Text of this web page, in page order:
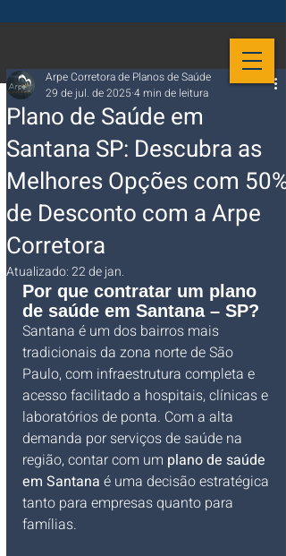
Plano de Saúde em
Santana SP: Descubra as
Melhores Opções com 50%
de Desconto com a Arpe
Corretora
Arpe Corretora de Planos de Saúde
29 de jul. de 2025 4 min de leitura
Atualizado:22 de jan.
Por que contratar um plano
de saúde em Santana – SP?
Santana é um dos bairros mais
tradicionais da zona norte de São
Paulo, com infraestrutura completa e
acesso facilitado a hospitais, clínicas e
laboratórios de ponta. Com a alta
demanda por serviços de saúde na
região, contar com um plano de saúde
em Santana é uma decisão estratégica
tanto para empresas quanto para
famílias.